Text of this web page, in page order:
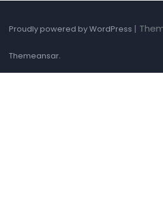
Proudly powered by WordPress |
Themeansar.